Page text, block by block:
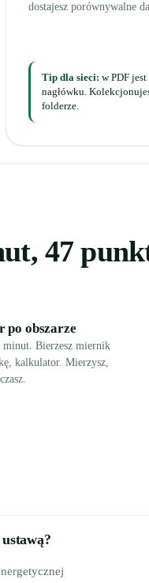
dostajesz porównywalne
Tip dla sieci: w PDF
nagłówku.
folderze.
47
po obszarze
minut. Bierzesz miernik
kalkulator. Mierzysz,